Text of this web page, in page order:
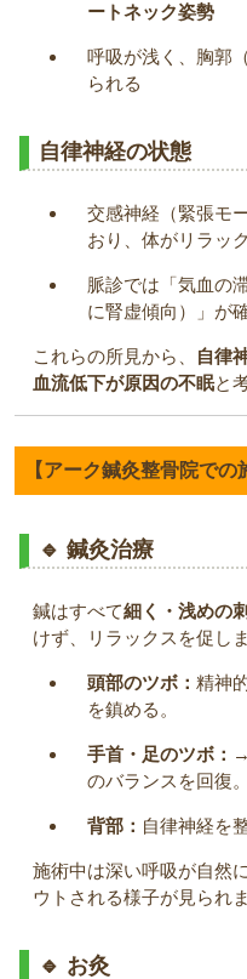
ートネック姿勢
呼吸が浅く、胸郭
られる
自律神経の状態
交感神経（緊張モ
おり、体がリラッ
脈診では「気血の
に腎虚傾向）」が
これらの所見から、
自律
血流低下が原因の不眠と
【アーク鍼灸整骨院での
🔹 鍼灸治療
鍼はすべて細く・浅めの
けず、リラックスを促しま
頭部のツボ： 精神
を鎮める。
手首・足のツボ：
のバランスを回復。
背部： 自律神経を
施術中は深い呼吸が自然
ウトされる様子が見られま
🔹 お灸